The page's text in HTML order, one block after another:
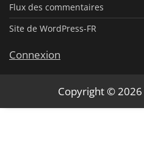
Flux des commentaires
Site de WordPress-FR
Connexion
Copyright © 2026